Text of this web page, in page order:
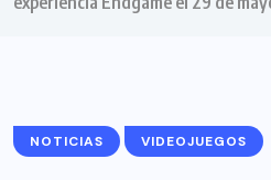
NOTICIAS VIDEOJUEGOS